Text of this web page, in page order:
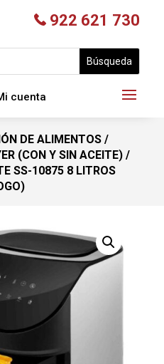
922 621 730
cuenta
DE ALIMENTOS /
(CON Y SIN ACEITE)/
SS-10875 8 LITROS